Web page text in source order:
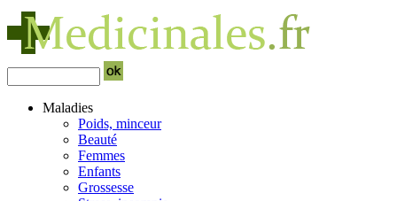
Maladies
Poids, minceur
Beauté
Femmes
Enfants
Grossesse